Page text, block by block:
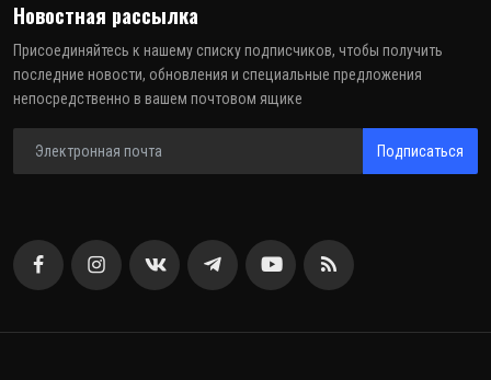
Новостная рассылка
Присоединяйтесь к нашему списку подписчиков, чтобы получить
последние новости, обновления и специальные предложения
непосредственно в вашем почтовом ящике
Подписаться